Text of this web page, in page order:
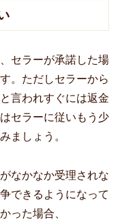
セラーが承諾した場
。ただしセラーから
言われすぐには返金
セラーに従いもう少
ましょう。
なかなか受理されな
できるようになって
った場合、